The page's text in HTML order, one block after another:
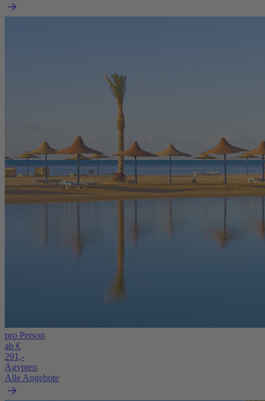
pro Person
ab €
291,-
Ägypten
Alle Angebote